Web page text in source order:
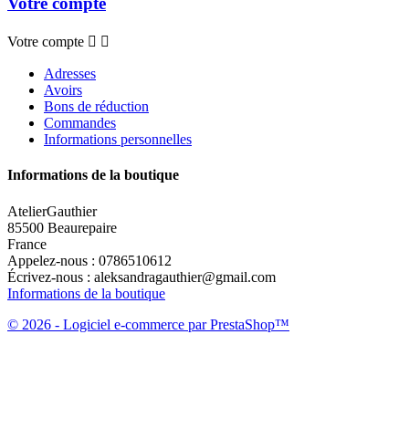
Votre compte  
Adresses
Avoirs
Bons de réduction
Commandes
Informations personnelles
Informations de la boutique
AtelierGauthier
85500 Beaurepaire
France
Appelez-nous : 0786510612
Écrivez-nous : aleksandragauthier@gmail.com
Informations de la boutique
© 2026 - Logiciel e-commerce par PrestaShop™